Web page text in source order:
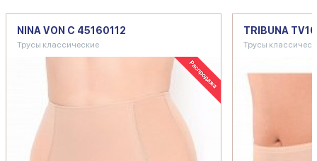
NINA VON C 45160112
Трусы классические
TRIBUNA
Трусы